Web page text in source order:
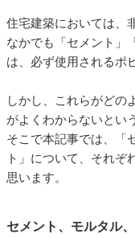
住宅建築においては、
なかでも「セメント」
は、必ず使用されるポ
しかし、これらがどの
がよくわからないとい
そこで本記事では、「
ト」について、それぞ
思います。
セメント、モルタル